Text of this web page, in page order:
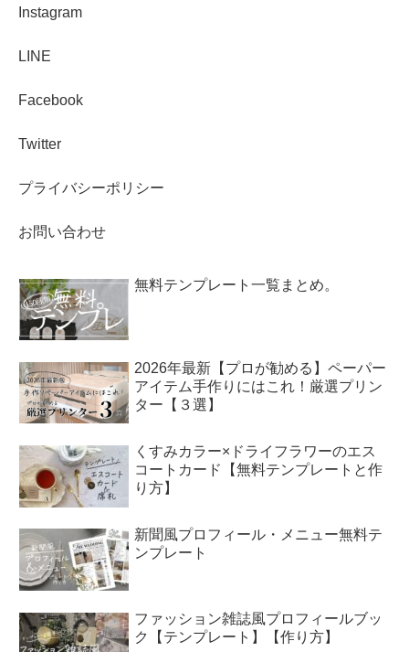
Instagram
LINE
Facebook
Twitter
プライバシーポリシー
お問い合わせ
無料テンプレート一覧まとめ。
2026年最新【プロが勧める】ペーパー
アイテム手作りにはこれ！厳選プリン
ター【３選】
くすみカラー×ドライフラワーのエス
コートカード【無料テンプレートと作
り方】
新聞風プロフィール・メニュー無料テ
ンプレート
ファッション雑誌風プロフィールブッ
ク【テンプレート】【作り方】